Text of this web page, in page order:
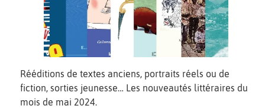
Rééditions de textes anciens, portraits réels ou de
fiction, sorties jeunesse… Les nouveautés littéraires du
mois de mai 2024.